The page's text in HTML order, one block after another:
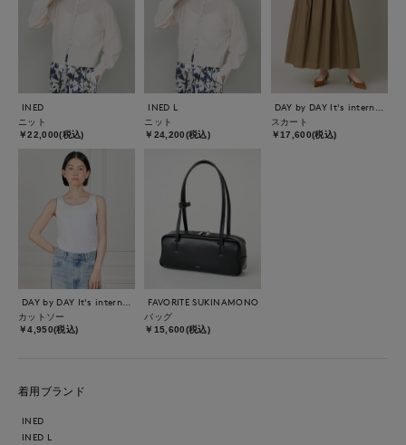
INED
ニット
￥22,000(税込)
INED L
ニット
￥24,200(税込)
スカート
￥17,600(税込)
カットソー
￥4,950(税込)
FAVORITE SUKINAMONO
バッグ
￥15,600(税込)
着用ブランド
INED
INED L